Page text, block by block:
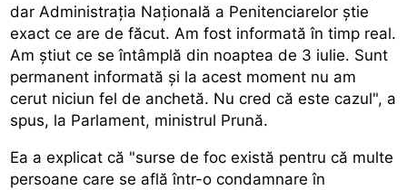
dar Administrația Națională a Penitenciarelor știe
exact ce are de făcut. Am fost informată în timp real.
Am știut ce se întâmplă din noaptea de 3 iulie. Sunt
permanent informată și la acest moment nu am
cerut niciun fel de anchetă. Nu cred că este cazul", a
spus, la Parlament, ministrul Prună.
Ea a explicat că "surse de foc există pentru că multe
persoane care se află într-o condamnare în